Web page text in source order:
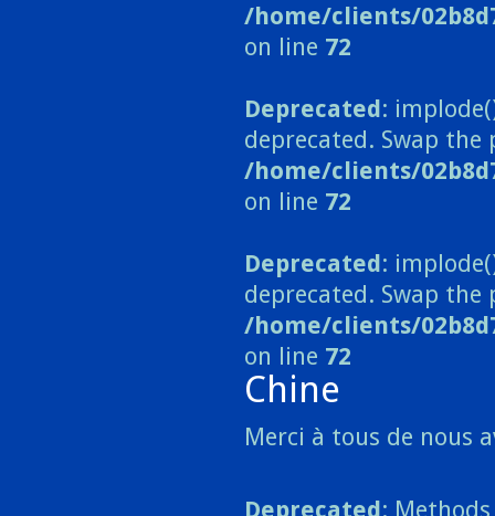
/home/clients/
on line 72
Deprecated:
deprecated. Swap the
/home/clients/
on line 72
Deprecated:
deprecated. Swap the
/home/clients/
on line 72
Chine
Merci à tous de nous
Deprecated: